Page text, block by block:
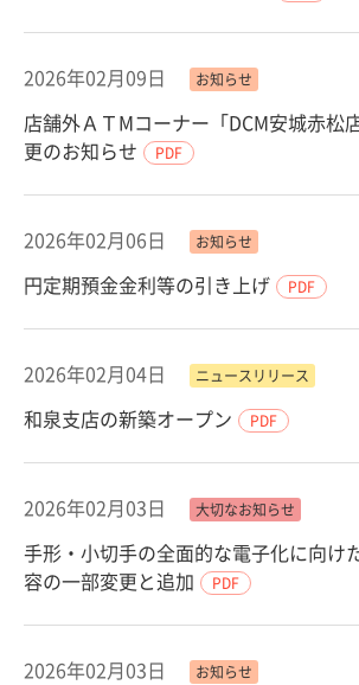
2026年02月09日 お知らせ
店舗外ＡＴМコーナー「DCM安城赤松
更のお知らせ
PDF
2026年02月06日 お知らせ
円定期預金金利等の引き上げ PDF
2026年02月04日 ニュースリリース
和泉支店の新築オープン PDF
2026年02月03日 大切なお知らせ
手形・小切手の全面的な電子化に向け
容の一部変更と追加
PDF
2026年02月03日 お知らせ